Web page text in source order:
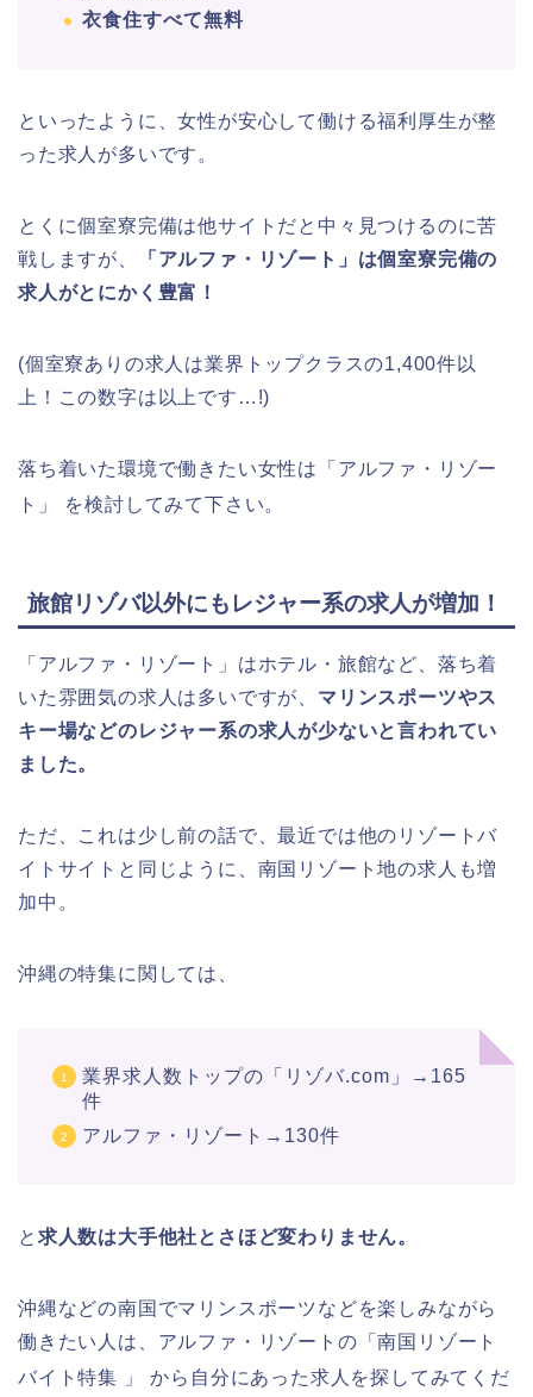
衣食住すべて無料
といったように、女性が安心して働ける福利厚生が整
った求人が多いです。
とくに個室寮完備は他サイトだと中々見つけるのに苦
戦しますが、
「アルファ・リゾート」は個室寮完備の
求人がとにかく豊富！
(個室寮ありの求人は業界トップクラスの1,400件以
上！この数字は以上です…!)
落ち着いた環境で働きたい女性は「アルファ・リゾー
ト」
を検討してみて下さい。
旅館リゾバ以外にもレジャー系の求人が増加！
「アルファ・リゾート」はホテル・旅館など、落ち着
いた雰囲気の求人は多いですが、 マリンスポーツやス
キー場などのレジャー系の求人が少ないと言われてい
ました。
ただ、これは少し前の話で、最近では他のリゾートバ
イトサイトと同じように、南国リゾート地の求人も増
加中。
沖縄の特集に関しては、
業界求人数トップの「リゾバ.com」→165
件
アルファ・リゾート→130件
と 求人数は大手他社とさほど変わりません。
沖縄などの南国でマリンスポーツなどを楽しみながら
働きたい人は、アルファ・リゾートの「南国リゾート
バイト特集 」 から自分にあった求人を探してみてくだ